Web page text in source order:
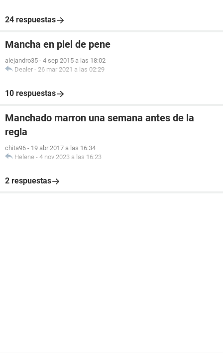
24 respuestas
Mancha en piel de pene
alejandro35 - 4 sep 2015 a las 18:02
Dealer - 26 mar 2021 a las 02:29
10 respuestas
Manchado marron una semana antes de la
regla
chita96 - 19 abr 2017 a las 16:34
Helene - 4 nov 2023 a las 16:23
2 respuestas